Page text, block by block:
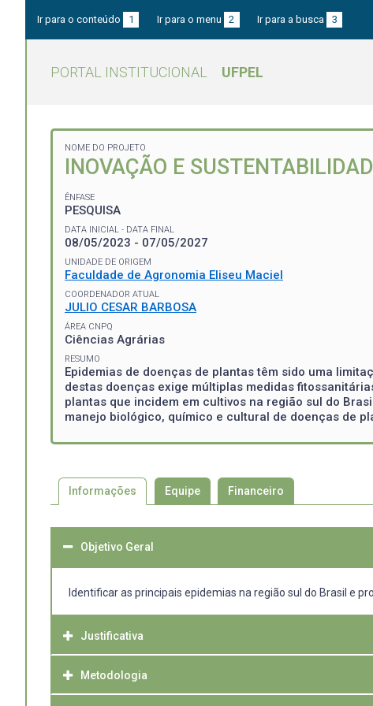
Ir para o conteúdo 1 Ir para o menu 2 Ir para a busca 3
PORTAL INSTITUCIONAL UFPEL
NOME DO PROJETO
INOVAÇÃO E
ÊNFASE
PESQUISA
DATA INICIAL - DATA FINAL
08/05/2023 - 07/05/2027
UNIDADE DE ORIGEM
Faculdade de Agronomia Eliseu Maciel
COORDENADOR ATUAL
JULIO CESAR BARBOSA
ÁREA CNPQ
Ciências Agrárias
RESUMO
Epidemias de doenças de plantas têm sido uma
destas doenças exige múltiplas medidas
plantas que incidem em cultivos na região sul do
manejo biológico, químico e cultural de doenças de
Informações Equipe Financeiro
Objetivo Geral
Identificar as principais epidemias na região sul do Brasil e
Justificativa
Muitas epidemias ocorrem em cultivos na região sul do
sistema agrícola. Em consequência disto, embora existam
Metodologia